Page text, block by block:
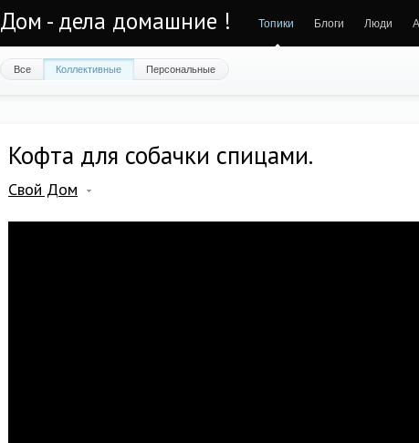
Дом - дела домашние ! Топики Блоги Люди
Все Коллективные Персональные
Кофта для собачки спицами.
Свой Дом